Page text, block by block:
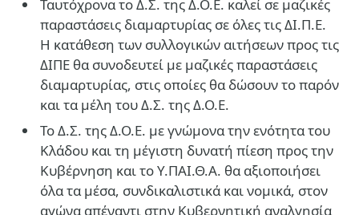
Ταυτόχρονα το Δ.Σ. της Δ.Ο.Ε. καλεί σε μαζικές
παραστάσεις διαμαρτυρίας σε όλες τις ΔΙ.Π.Ε.
Η κατάθεση των συλλογικών αιτήσεων προς τις
ΔΙΠΕ θα συνοδευτεί με μαζικές παραστάσεις
διαμαρτυρίας, στις οποίες θα δώσουν το παρόν
και τα μέλη του Δ.Σ. της Δ.Ο.Ε.
Το Δ.Σ. της Δ.Ο.Ε. με γνώμονα την ενότητα του
Κλάδου και τη μέγιστη δυνατή πίεση προς την
Κυβέρνηση και το Υ.ΠΑΙ.Θ.Α. θα αξιοποιήσει
όλα τα μέσα, συνδικαλιστικά και νομικά, στον
αγώνα απέναντι στην Κυβερνητική αναλγησία